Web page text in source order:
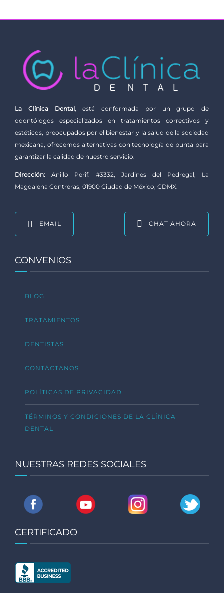
La Clínica Dental, está conformada por un grupo de
odontólogos especializados en tratamientos correctivos y
estéticos, preocupados por el bienestar y la salud de la sociedad
mexicana, ofrecemos alternativas con tecnología de punta para
garantizar la calidad de nuestro servicio.
Dirección: Anillo Perif. #3332, Jardines del Pedregal, La
Magdalena Contreras, 01900 Ciudad de México, CDMX.
EMAIL CHAT AHORA
CONVENIOS
BLOG
TRATAMIENTOS
DENTISTAS
CONTÁCTANOS
POLÍTICAS DE PRIVACIDAD
TÉRMINOS Y CONDICIONES DE LA CLÍNICA
DENTAL
NUESTRAS REDES SOCIALES
CERTIFICADO